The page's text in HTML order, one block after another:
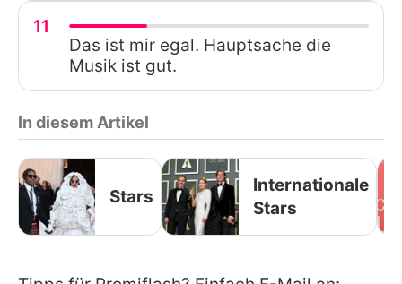
11
Das ist mir egal. Hauptsache die
Musik ist gut.
In diesem Artikel
Stars
Internationale
Stars